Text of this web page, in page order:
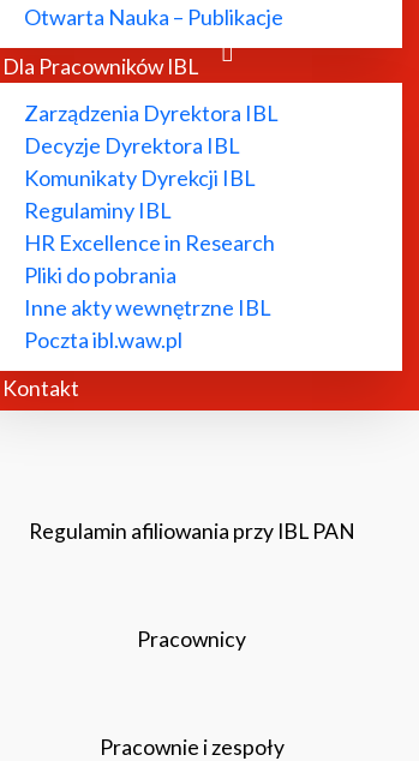
Otwarta Nauka – Publikacje
Dla Pracowników IBL
Zarządzenia Dyrektora IBL
Decyzje Dyrektora IBL
Komunikaty Dyrekcji IBL
Regulaminy IBL
HR Excellence in Research
Pliki do pobrania
Inne akty wewnętrzne IBL
Poczta ibl.waw.pl
Kontakt
Dyrekcja IBL PAN
Rada Naukowa
Regulamin afiliowania przy IBL PAN
Pracownicy
Pracownie i zespoły